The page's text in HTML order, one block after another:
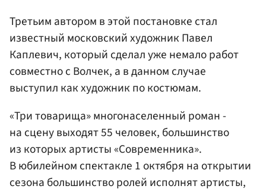
Третьим автором в этой постановке стал
известный московский художник Павел
Каплевич, который сделал уже немало работ
совместно с Волчек, а в данном случае
выступил как художник по костюмам.
«Три товарища» многонаселенный роман -
на сцену выходят 55 человек, большинство
из которых артисты «Современника».
В юбилейном спектакле 1 октября на открытии
сезона большинство ролей исполнят артисты,